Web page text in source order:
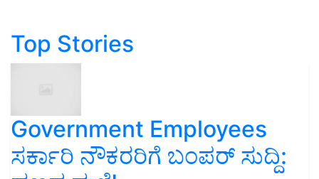
Top Stories
Government Employees
ಸರ್ಕಾರಿ ನೌಕರರಿಗೆ ಬಂಪರ್‌ ಸುದ್ದಿ: